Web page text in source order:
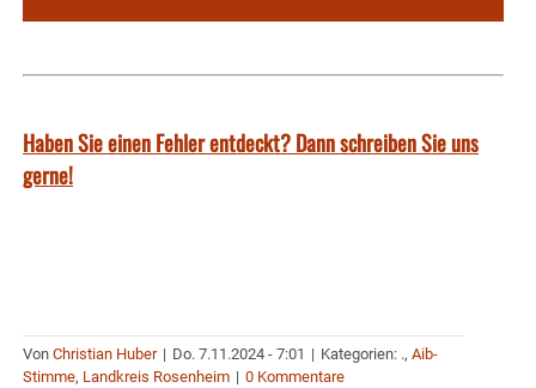
Haben Sie einen Fehler entdeckt? Dann schreiben Sie uns
gerne!
Von Christian Huber | Do. 7.11.2024 - 7:01 | Kategorien: ., Aib-
Stimme, Landkreis Rosenheim | 0 Kommentare